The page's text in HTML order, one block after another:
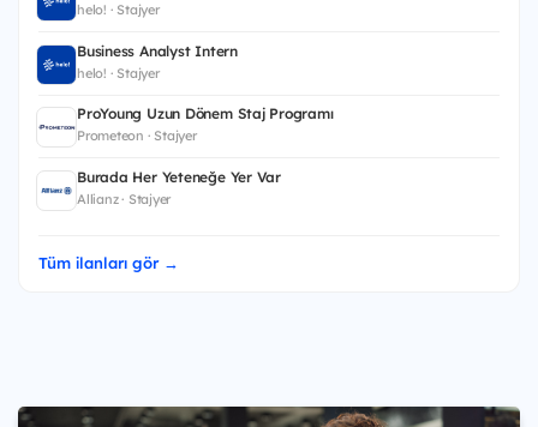
helo! · Stajyer
Business Analyst Intern
helo! · Stajyer
ProYoung Uzun Dönem Staj Programı
Prometeon · Stajyer
Burada Her Yeteneğe Yer Var
Allianz · Stajyer
Tüm ilanları gör →